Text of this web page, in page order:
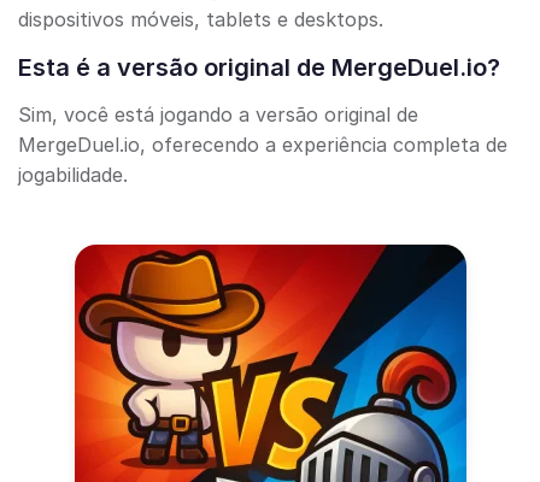
dispositivos móveis, tablets e desktops.
Esta é a versão original de MergeDuel.io?
Sim, você está jogando a versão original de
MergeDuel.io, oferecendo a experiência completa de
jogabilidade.